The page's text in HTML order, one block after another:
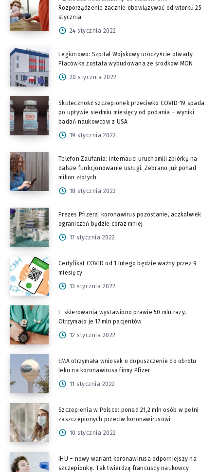
Rozporządzenie zacznie obowiązywać od wtorku 25
stycznia
24 stycznia 2022
Legionowo: Szpital Wojskowy uroczyście otwarty.
Placówka została wybudowana ze środków MON
20 stycznia 2022
Skuteczność szczepionek przeciwko COVID-19 spada
po upływie siedmiu miesięcy od podania – wyniki
badań naukowców z USA
19 stycznia 2022
Telefon Zaufania: internauci uruchomili zbiórkę na
dalsze funkcjonowanie usługi. Zebrano już ponad
milion złotych
18 stycznia 2022
Prezes Pfizera: koronawirus pozostanie, aczkolwiek
ograniczeń będzie coraz mniej
17 stycznia 2022
Certyfikat COVID od 1 lutego będzie ważny przez 9
miesięcy
13 stycznia 2022
E-skierowania wystawiono prawie 50 mln razy.
Otrzymało je 17 mln pacjentów
12 stycznia 2022
EMA otrzymała wniosek o dopuszczenie do obrotu
leku na koronawirusa firmy Pfizer
11 stycznia 2022
Szczepienia w Polsce: ponad 21,2 mln osób w pełni
zaszczepionych przeciw koronawirusowi
10 stycznia 2022
IHU – nowy wariant koronawirusa odporniejszy na
szczepionkę. Tak twierdzą francuscy naukowcy